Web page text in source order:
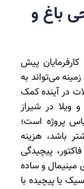
باغ و
پیش
می‌تواند به
در آینده کمک
ویلا در شیراز
پروژه است؛
باشد، هزینه
پیچیدگی
و ساده
یا پیچیده با